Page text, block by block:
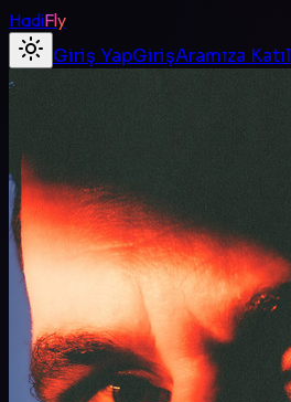
HadiFly
Giriş YapGirişAramıza Katıl